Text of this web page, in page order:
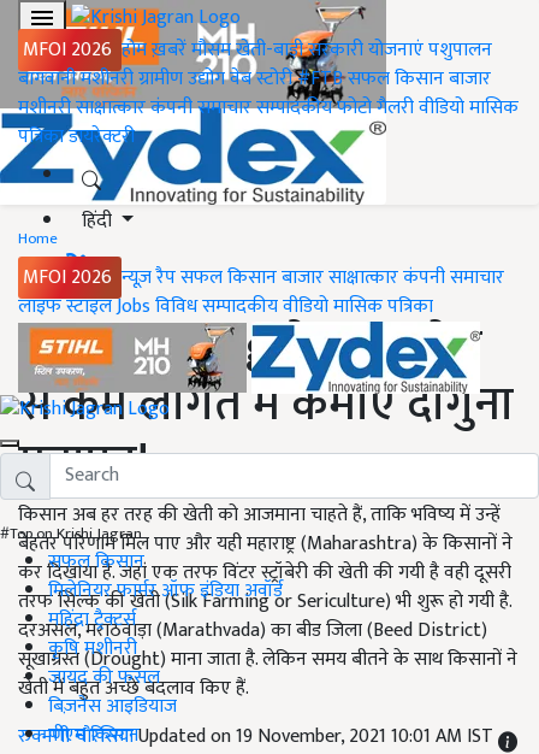
MFOI 2026 होमख़बरेंमौसमखेती-बाड़ीसरकारी योजनाएंपशुपालन
बागवानीमशीनरीग्रामीण उद्योगवेब स्टोरी#FTBसफल किसानबाजार
मशीनरीसाक्षात्कारकंपनी समाचारसम्पादकीयफोटो गैलरीवीडियोमासिक
पत्रिकाडायरेक्टरी
हिंदी
MFOI 2026 न्यूज़ रैपसफल किसानबाजारसाक्षात्कारकंपनी समाचार
लाइफ स्टाइलJobsविविधसम्पादकीयवीडियोमासिक पत्रिका
#Top on Krishi Jagran
सफल किसान
मिलेनियर फार्मर ऑफ इंडिया अवॉर्ड
महिंद्रा ट्रैक्टर्स
कृषि मशीनरी
जायद की फसल
बिज़नेस आइडियाज
पीएम किसान
Home
ख़बरें
Silk Farming: रेशम उद्योग
से कम लागत में कमाएं दोगुना
मुनाफा!
किसान अब हर तरह की खेती को आजमाना चाहते हैं, ताकि भविष्य में उन्हें
बेहतर परिणाम मिल पाए और यही महाराष्ट्र (Maharashtra) के किसानों ने
कर दिखाया है. जहां एक तरफ विंटर स्ट्रॉबेरी की खेती की गयी है वही दूसरी
तरफ सिल्क की खेती (Silk Farming or Sericulture) भी शुरू हो गयी है.
दरअसल, मराठवाड़ा (Marathvada) का बीड जिला (Beed District)
सूखाग्रस्त (Drought) माना जाता है. लेकिन समय बीतने के साथ किसानों ने
खेती में बहुत अच्छे बदलाव किए हैं.
रुक्मणी चौरसियाUpdated on 19 November, 2021 10:01 AM IST